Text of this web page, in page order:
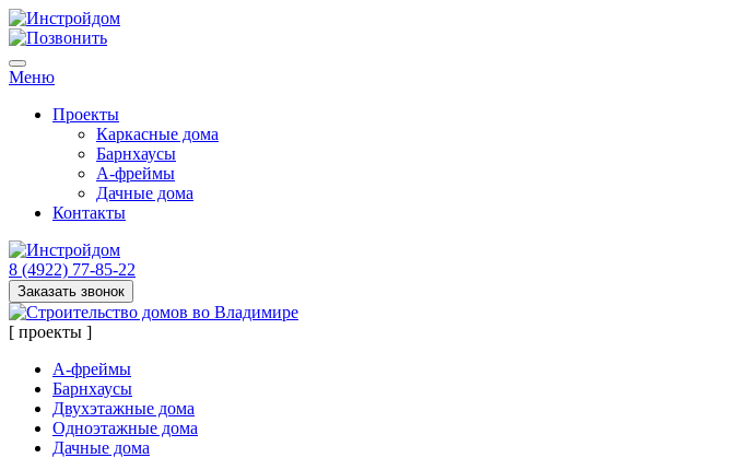
Меню
Проекты
Каркасные дома
Барнхаусы
А-фреймы
Дачные дома
Контакты
8 (4922) 77-85-22
Заказать звонок
[ проекты ]
А-фреймы
Барнхаусы
Двухэтажные дома
Одноэтажные дома
Дачные дома